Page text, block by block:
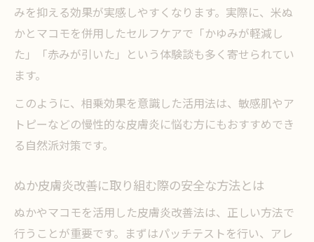
米ぬかやマコモ使用時のパッチテスト実践
基本
ぬか漬け摂取と皮膚炎改善における注意点
米ぬかとマコモの力で炎症を和らげる秘訣
ぬか皮膚炎改善に効くマコモの活用タイミ
ング
みを抑える効果が実感しやすくなります。実際に、米ぬ
かとマコモを併用したセルフケアで「かゆみが軽減し
た」「赤みが引いた」という体験談も多く寄せられてい
ます。
このように、相乗効果を意識した活用法は、敏感肌やア
トピーなどの慢性的な皮膚炎に悩む方にもおすすめでき
る自然派対策です。
ぬか皮膚炎改善に取り組む際の安全な方法とは
ぬかやマコモを活用した皮膚炎改善法は、正しい方法で
行うことが重要です。まずはパッチテストを行い、アレ